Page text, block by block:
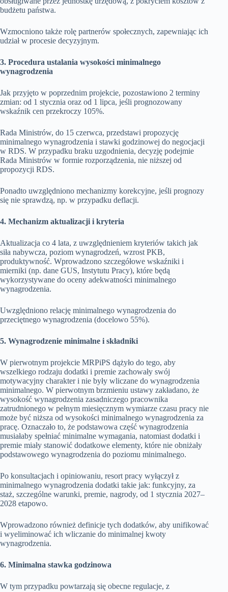
budżetu państwa.
Wzmocniono także rolę partnerów społecznych, zapewniając ich
udział w procesie decyzyjnym.
3. Procedura ustalania wysokości minimalnego
wynagrodzenia
Jak przyjęto w poprzednim projekcie, pozostawiono 2 terminy
zmian: od 1 stycznia oraz od 1 lipca, jeśli prognozowany
wskaźnik cen przekroczy 105%.
Rada Ministrów, do 15 czerwca, przedstawi propozycję
minimalnego wynagrodzenia i stawki godzinowej do negocjacji
w RDS. W przypadku braku uzgodnienia, decyzję podejmie
Rada Ministrów w formie rozporządzenia, nie niższej od
propozycji RDS.
Ponadto uwzględniono mechanizmy korekcyjne, jeśli prognozy
się nie sprawdzą, np. w przypadku deflacji.
4. Mechanizm aktualizacji i kryteria
Aktualizacja co 4 lata, z uwzględnieniem kryteriów takich jak
siła nabywcza, poziom wynagrodzeń, wzrost PKB,
produktywność. Wprowadzono szczegółowe wskaźniki i
mierniki (np. dane GUS, Instytutu Pracy), które będą
wykorzystywane do oceny adekwatności minimalnego
wynagrodzenia.
Uwzględniono relację minimalnego wynagrodzenia do
przeciętnego wynagrodzenia (docelowo 55%).
5. Wynagrodzenie minimalne i składniki
W pierwotnym projekcie MRPiPS dążyło do tego, aby
wszelkiego rodzaju dodatki i premie zachowały swój
motywacyjny charakter i nie były wliczane do wynagrodzenia
minimalnego. W pierwotnym brzmieniu ustawy zakładano, że
wysokość wynagrodzenia zasadniczego pracownika
zatrudnionego w pełnym miesięcznym wymiarze czasu pracy nie
może być niższa od wysokości minimalnego wynagrodzenia za
pracę. Oznaczało to, że podstawowa część wynagrodzenia
musiałaby spełniać minimalne wymagania, natomiast dodatki i
premie miały stanowić dodatkowe elementy, które nie obniżały
podstawowego wynagrodzenia do poziomu minimalnego.
Po konsultacjach i opiniowaniu, resort pracy wyłączył z
minimalnego wynagrodzenia dodatki takie jak: funkcyjny, za
staż, szczególne warunki, premie, nagrody, od 1 stycznia 2027–
2028 etapowo.
Wprowadzono również definicje tych dodatków, aby unifikować
i wyeliminować ich wliczanie do minimalnej kwoty
wynagrodzenia.
6. Minimalna stawka godzinowa
W tym przypadku powtarzają się obecne regulacje, z